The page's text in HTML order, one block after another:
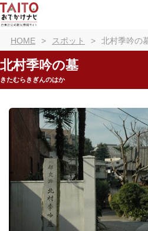
HOME スポット 北村季吟の
北村季吟の墓
きたむらきぎんのはか